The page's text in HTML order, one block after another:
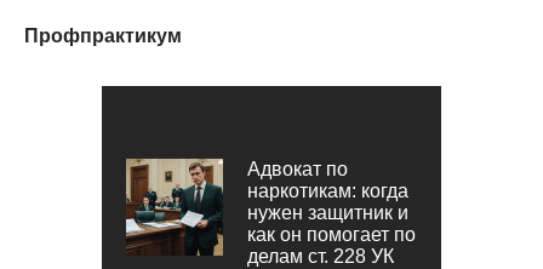
Профпрактикум
Адвокат по
наркотикам: когда
нужен защитник и
как он помогает по
делам ст. 228 УК